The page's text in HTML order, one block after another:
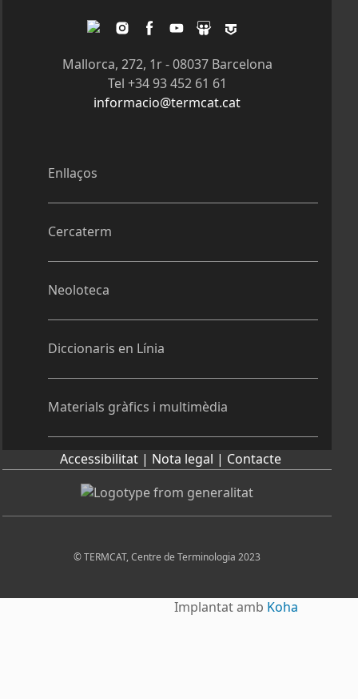
Enllaços
Cercaterm
Neoloteca
Diccionaris en Línia
Materials gràfics i multimèdia
Mallorca, 272, 1r - 08037 Barcelona
Tel +34 93 452 61 61
informacio@termcat.cat
Accessibilitat | Nota legal | Contacte
© TERMCAT, Centre de Terminologia 2023
Implantat amb Koha